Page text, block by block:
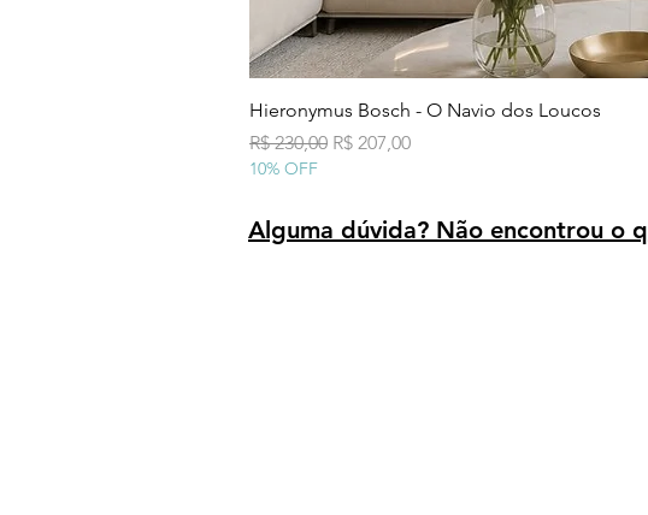
Hieronymus Bosch - O Navio dos Loucos
Preço normal
R$ 230,00 Preço promocional
R$ 207,00
10% OFF
Alguma dúvida? Não encontrou o